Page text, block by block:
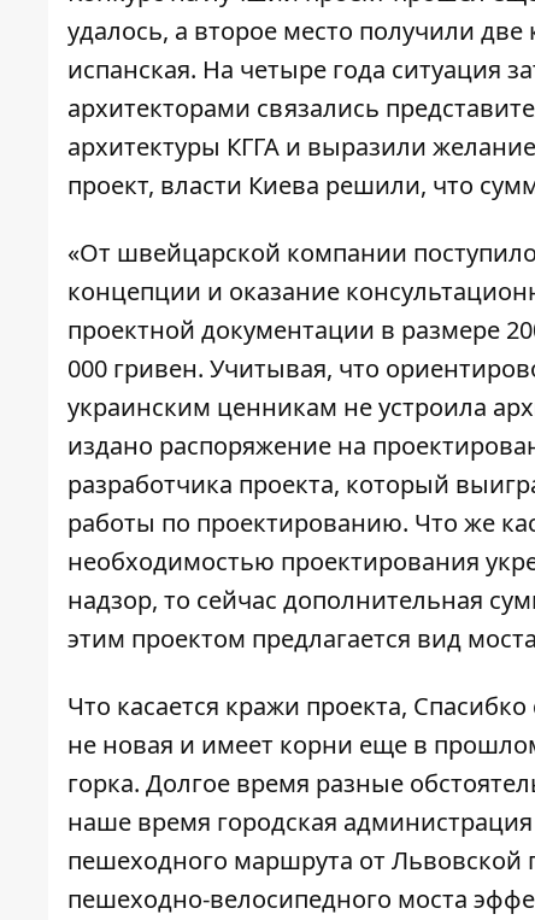
удалось, а второе место получили
испанская. На четыре года ситуация
архитекторами связались
архитектуры КГГА и выразили
проект, власти Киева решили, что
«От швейцарской компании
концепции и оказание
проектной документации в размере
000 гривен. Учитывая, что
украинским ценникам не устроила
издано распоряжение на
разработчика проекта, который
работы по проектированию. Что же
необходимостью проектирования
надзор, то сейчас дополнительная
этим проектом предлагается вид
Что касается кражи проекта,
не новая и имеет корни еще в
горка. Долгое время разные
наше время городская
пешеходного маршрута от
пешеходно-велосипедного моста